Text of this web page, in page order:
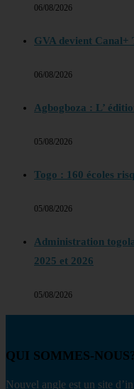
06/08/2026
GVA devient Canal+
06/08/2026
Agbogboza : L’
05/08/2026
Togo : 160 écoles
05/08/2026
Administration
2025 et 2026
05/08/2026
QUI SOMMES-
Nouvel angle est un site